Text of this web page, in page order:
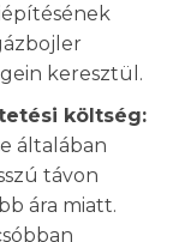
keresztül.
költség:
általában
távon
ára miatt.